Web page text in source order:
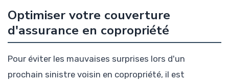
Optimiser votre couverture
d'assurance en copropriété
Pour éviter les mauvaises surprises lors d'un
prochain sinistre voisin en copropriété, il est